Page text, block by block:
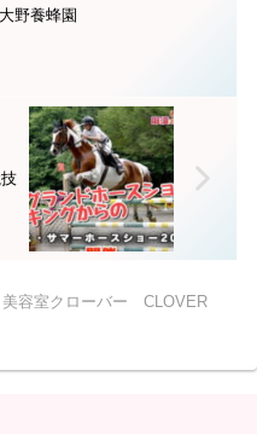
大野養蜂園
美容室クローバー CLOVER